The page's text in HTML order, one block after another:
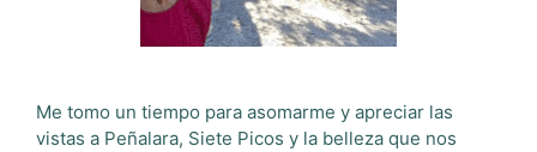
Me tomo un tiempo para asomarme y apreciar las
vistas a Peñalara, Siete Picos y la belleza que nos